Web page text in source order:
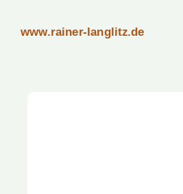
www.rainer-langlitz.de